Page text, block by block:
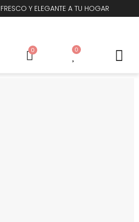
Y ELEGANTE A TU HOGAR
0 0